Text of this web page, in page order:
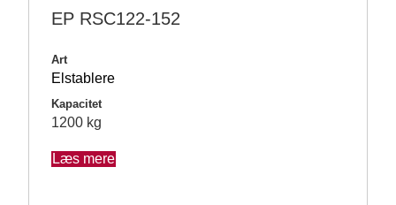
EP RSC122-152
Art
Elstablere
Kapacitet
1200 kg
Læs mere